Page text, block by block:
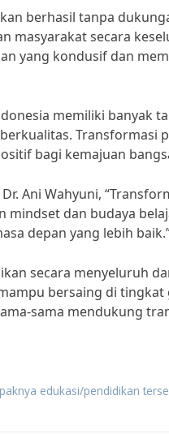
berhasil tanpa
masyarakat secara
yang kondusif dan
memiliki banyak
Transformasi
bagi kemajuan
Ani Wahyuni,
dan budaya
depan yang lebih
secara menyeluruh
bersaing di
sama mendukung
edukasi/pendidikan